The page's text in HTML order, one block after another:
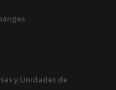
y Unidades de